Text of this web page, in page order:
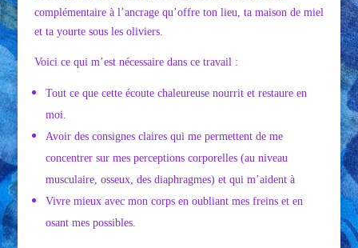
complémentaire à l’ancrage qu’offre ton lieu, ta maison de miel
et ta yourte sous les oliviers.
Voici ce qui m’est nécessaire dans ce travail :
Tout ce que cette écoute chaleureuse nourrit et restaure en
moi.
Avoir des consignes claires qui me permettent de me
concentrer sur mes perceptions corporelles (au niveau
musculaire, osseux, des diaphragmes) et qui m’aident à
Vivre mieux avec mon corps en oubliant mes freins et en
osant mes possibles.